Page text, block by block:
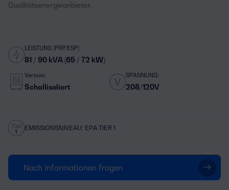
Qualitätsenergieanbieter.
LEISTUNG (PRP/ESP):
81 / 90 kVA (65 / 72 kW)
Version:
Schallisoliert
SPANNUNG:
208/120V
EMISSIONSNIVEAU: EPA TIER 1
Nach Informationen fragen